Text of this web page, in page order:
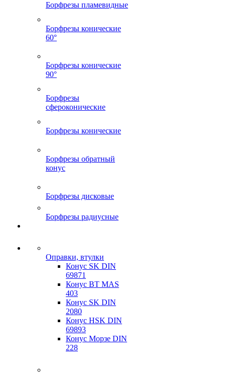
Борфрезы пламевидные
Борфрезы конические
60°
Борфрезы конические
90°
Борфрезы
сфероконические
Борфрезы конические
Борфрезы обратный
конус
Борфрезы дисковые
Борфрезы радиусные
Оправки, втулки
Конус SK DIN
69871
Конус BT MAS
403
Конус SK DIN
2080
Конус HSK DIN
69893
Конус Морзе DIN
228